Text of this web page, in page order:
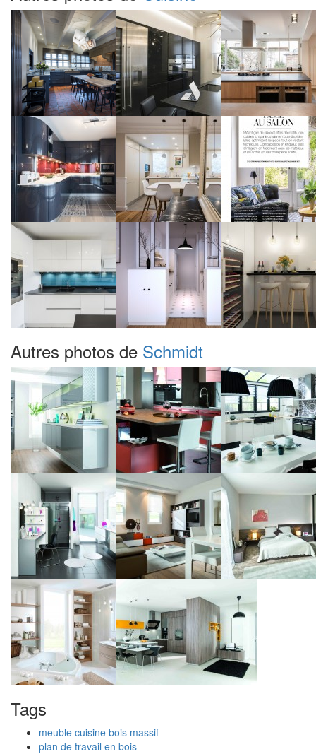
Autres photos de Schmidt
Tags
meuble cuisine bois massif
plan de travail en bois